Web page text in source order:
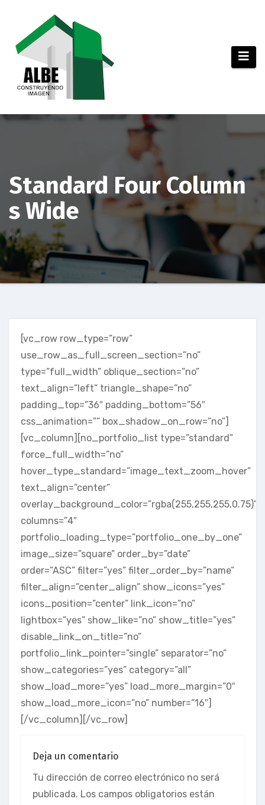
contenido
Standard Four Column
s Wide
[vc_row row_type=”row”
use_row_as_full_screen_section=”no”
type=”full_width” oblique_section=”no”
text_align=”left” triangle_shape=”no”
padding_top=”36″ padding_bottom=”56″
css_animation=”” box_shadow_on_row=”no”]
[vc_column][no_portfolio_list type=”standard”
force_full_width=”no”
hover_type_standard=”image_text_zoom_hover”
text_align=”center”
overlay_background_color=”rgba(255,255,255,0.75)”
columns=”4″
portfolio_loading_type=”portfolio_one_by_one”
image_size=”square” order_by=”date”
order=”ASC” filter=”yes” filter_order_by=”name”
filter_align=”center_align” show_icons=”yes”
icons_position=”center” link_icon=”no”
lightbox=”yes” show_like=”no” show_title=”yes”
disable_link_on_title=”no”
portfolio_link_pointer=”single” separator=”no”
show_categories=”yes” category=”all”
show_load_more=”yes” load_more_margin=”0″
show_load_more_icon=”no” number=”16″]
[/vc_column][/vc_row]
Deja un comentario
Tu dirección de correo electrónico no será
publicada. Los campos obligatorios están